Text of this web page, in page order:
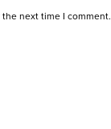
next time I comment.